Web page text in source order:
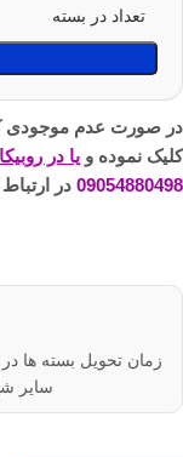
تعداد در بسته
در صورت عدم موجودی
کلیک نموده و یا در روبیکا
09054880498 در
سایر شهرها بین 5